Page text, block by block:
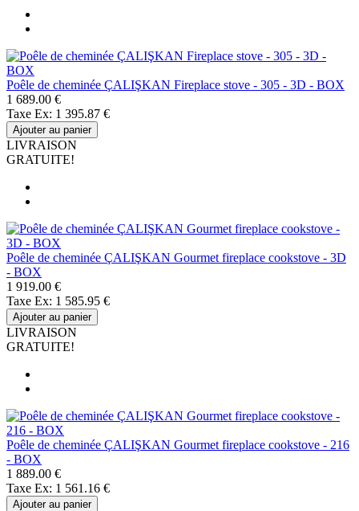
Poêle de cheminée ÇALIŞKAN Fireplace stove - 305 - 3D - BOX
1 689.00 €
Taxe Ex: 1 395.87 €
Ajouter au panier
LIVRAISON
GRATUITE!
Poêle de cheminée ÇALIŞKAN Gourmet fireplace cookstove - 3D
- BOX
1 919.00 €
Taxe Ex: 1 585.95 €
Ajouter au panier
LIVRAISON
GRATUITE!
Poêle de cheminée ÇALIŞKAN Gourmet fireplace cookstove - 216
- BOX
1 889.00 €
Taxe Ex: 1 561.16 €
Ajouter au panier